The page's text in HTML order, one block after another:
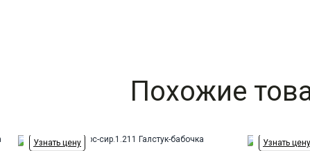
Похожие
Узнать цену Узнать цену